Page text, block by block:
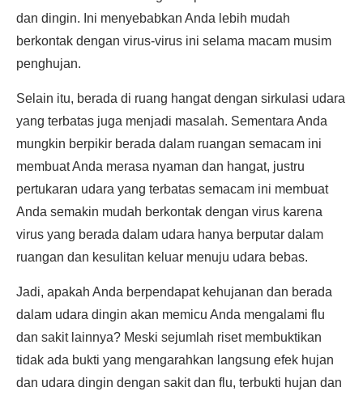
dan dingin. Ini menyebabkan Anda lebih mudah
berkontak dengan virus-virus ini selama macam musim
penghujan.
Selain itu, berada di ruang hangat dengan sirkulasi udara
yang terbatas juga menjadi masalah. Sementara Anda
mungkin berpikir berada dalam ruangan semacam ini
membuat Anda merasa nyaman dan hangat, justru
pertukaran udara yang terbatas semacam ini membuat
Anda semakin mudah berkontak dengan virus karena
virus yang berada dalam udara hanya berputar dalam
ruangan dan kesulitan keluar menuju udara bebas.
Jadi, apakah Anda berpendapat kehujanan dan berada
dalam udara dingin akan memicu Anda mengalami flu
dan sakit lainnya? Meski sejumlah riset membuktikan
tidak ada bukti yang mengarahkan langsung efek hujan
dan udara dingin dengan sakit dan flu, terbukti hujan dan